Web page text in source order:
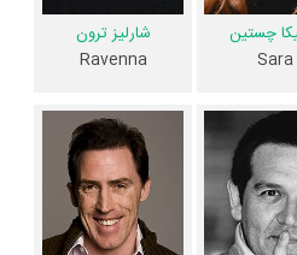
کارگردان و بازیگران
فیلم شکارچی: جنگ زمستان نیز
کرد. براساس آمارها فیلم شکارچی: جنگ
به طور متوسط فعالیت 11ام بازیگران این اثر است. براساس امتیاز مردم
اثرنیک فراست Rob Brydon
چستین
Sara
شارلیز ترون
Ravenna